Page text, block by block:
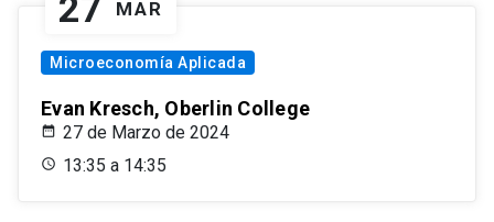
27 MAR
Microeconomía Aplicada
Evan Kresch, Oberlin College
27 de Marzo de 2024
13:35 a 14:35